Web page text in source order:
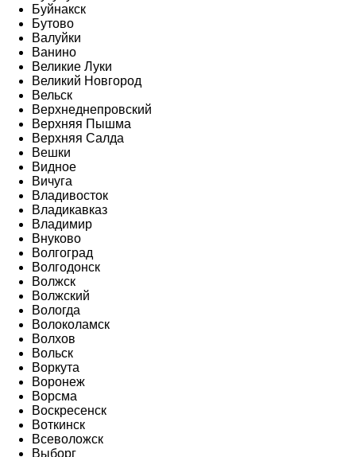
Буйнакск
Бутово
Валуйки
Ванино
Великие Луки
Великий Новгород
Вельск
Верхнеднепровский
Верхняя Пышма
Верхняя Салда
Вешки
Видное
Вичуга
Владивосток
Владикавказ
Владимир
Внуково
Волгоград
Волгодонск
Волжск
Волжский
Вологда
Волоколамск
Волхов
Вольск
Воркута
Воронеж
Ворсма
Воскресенск
Воткинск
Всеволожск
Выборг